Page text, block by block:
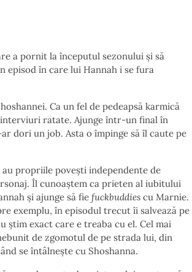
a pornit la începutul sezonului și să
episod în care lui Hannah i se fura
Ca un fel de pedeapsă karmică
ratate. Ajunge într-un final în
dori un job. Asta o împinge să îl caute pe
propriile povești independente de
Îl cunoaștem ca prieten al iubitului
și ajunge să fie fuckbuddies cu Marnie.
exemplu, în episodul trecut îi salvează pe
știm exact care e treaba cu el. Cel mai
de zgomotul de pe strada lui, din
se întâlnește cu Shoshanna.